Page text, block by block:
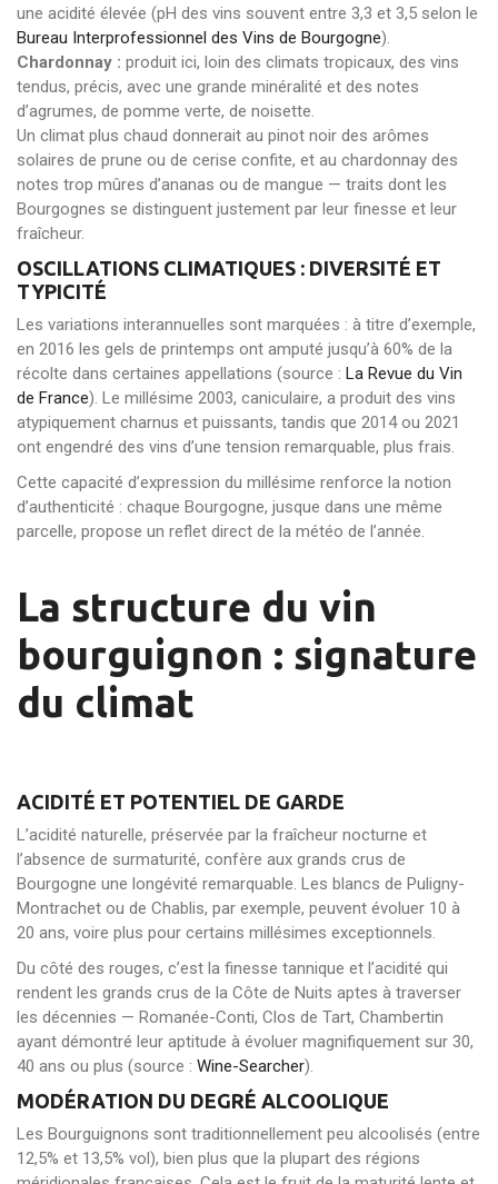
une acidité élevée (pH des vins souvent entre 3,3 et 3,5 selon le
Bureau Interprofessionnel des Vins de Bourgogne).
Chardonnay : produit ici, loin des climats tropicaux, des vins
tendus, précis, avec une grande minéralité et des notes
d’agrumes, de pomme verte, de noisette.
Un climat plus chaud donnerait au pinot noir des arômes
solaires de prune ou de cerise confite, et au chardonnay des
notes trop mûres d’ananas ou de mangue — traits dont les
Bourgognes se distinguent justement par leur finesse et leur
fraîcheur.
OSCILLATIONS CLIMATIQUES : DIVERSITÉ ET
TYPICITÉ
Les variations interannuelles sont marquées : à titre d’exemple,
en 2016 les gels de printemps ont amputé jusqu’à 60% de la
récolte dans certaines appellations (source : La Revue du Vin
de France). Le millésime 2003, caniculaire, a produit des vins
atypiquement charnus et puissants, tandis que 2014 ou 2021
ont engendré des vins d’une tension remarquable, plus frais.
Cette capacité d’expression du millésime renforce la notion
d’authenticité : chaque Bourgogne, jusque dans une même
parcelle, propose un reflet direct de la météo de l’année.
La structure du vin
bourguignon : signature
du climat
ACIDITÉ ET POTENTIEL DE GARDE
L’acidité naturelle, préservée par la fraîcheur nocturne et
l’absence de surmaturité, confère aux grands crus de
Bourgogne une longévité remarquable. Les blancs de Puligny-
Montrachet ou de Chablis, par exemple, peuvent évoluer 10 à
20 ans, voire plus pour certains millésimes exceptionnels.
Du côté des rouges, c’est la finesse tannique et l’acidité qui
rendent les grands crus de la Côte de Nuits aptes à traverser
les décennies — Romanée-Conti, Clos de Tart, Chambertin
ayant démontré leur aptitude à évoluer magnifiquement sur 30,
40 ans ou plus (source : Wine-Searcher).
MODÉRATION DU DEGRÉ ALCOOLIQUE
Les Bourguignons sont traditionnellement peu alcoolisés (entre
12,5% et 13,5% vol), bien plus que la plupart des régions